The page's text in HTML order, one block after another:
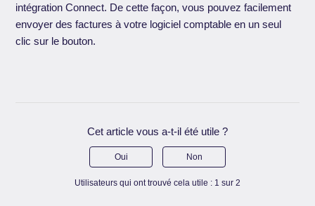
intégration Connect. De cette façon, vous pouvez facilement
envoyer des factures à votre logiciel comptable en un seul
clic sur le bouton.
Cet article vous a-t-il été utile ?
Oui Non
Utilisateurs qui ont trouvé cela utile : 1 sur 2